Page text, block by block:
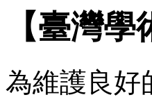
【臺灣
為維護良好